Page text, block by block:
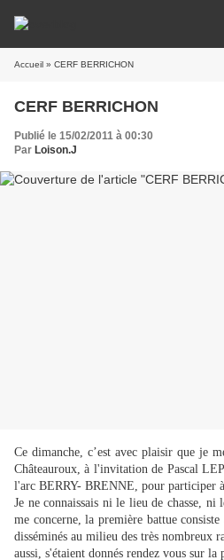
Accueil » CERF BERRICHON
CERF BERRICHON
Publié le 15/02/2011 à 00:30
Par Loison.J
Ce dimanche, c’est avec plaisir que je
Châteauroux, à l'invitation de Pascal
l'arc BERRY- BRENNE, pour participer
Je ne connaissais ni le lieu de chasse,
me concerne, la première battue
disséminés au milieu des très nombreux
aussi, s'étaient donnés rendez vous sur